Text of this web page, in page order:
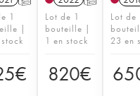
1
|
€
Lot de 1
bouteille |
1 en stock
820€
Lot de
23 en